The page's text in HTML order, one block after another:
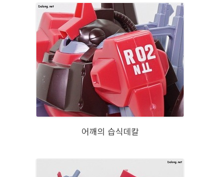
어깨의 습식데칼